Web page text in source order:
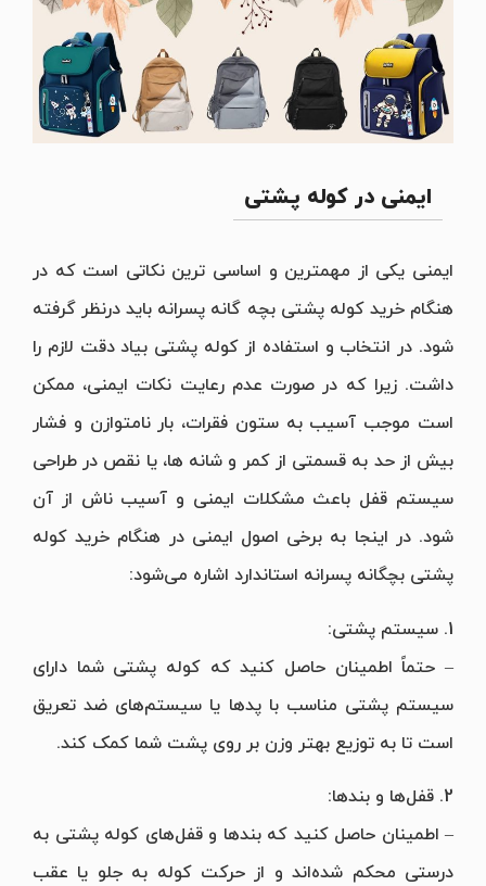
ایمنی در کوله پشتی
ایمنی یکی از مهمترین و اساسی ترین نکاتی است که در
هنگام خرید کوله پشتی بچه گانه پسرانه باید درنظر گرفته
شود. در انتخاب و استفاده از کوله پشتی بیاد دقت لازم را
داشت. زیرا که در صورت عدم رعایت نکات ایمنی، ممکن
است موجب آسیب به ستون فقرات، بار نامتوازن و فشار
بیش از حد به قسمتی از کمر و شانه ها، یا نقص در طراحی
سیستم قفل باعث مشکلات ایمنی و آسیب ناش از آن
شود. در اینجا به برخی اصول ایمنی در هنگام خرید کوله
پشتی بچگانه پسرانه استاندارد اشاره می‌شود:
1. سیستم پشتی:
– حتماً اطمینان حاصل کنید که کوله پشتی شما دارای
سیستم پشتی مناسب با پد‌ها یا سیستم‌های ضد تعریق
است تا به توزیع بهتر وزن بر روی پشت شما کمک کند.
2. قفل‌ها و بندها:
– اطمینان حاصل کنید که بندها و قفل‌های کوله پشتی به
درستی محکم شده‌اند و از حرکت کوله به جلو یا عقب